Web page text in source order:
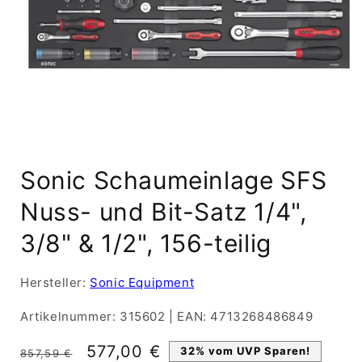
in
Modal
Sonic Schaumeinlage SFS
Nuss- und Bit-Satz 1/4",
3/8" & 1/2", 156-teilig
Hersteller: Sonic Equipment
Artikelnummer: 315602 EAN: 4713268486849
Normaler
857,59 € Verkaufspreis
577,00 € 32% vom UVP Sparen!